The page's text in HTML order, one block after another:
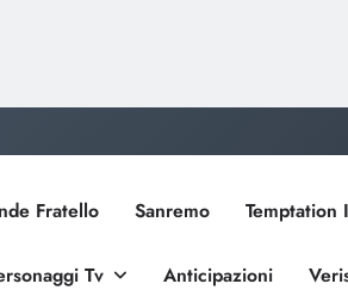
Fratello Sanremo Temptation
Tv Anticipazioni